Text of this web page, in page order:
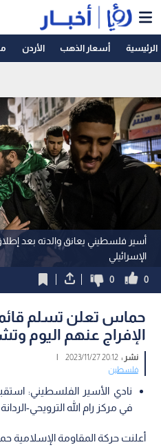
الرئيسية أسعار الذهب الأردن
أسير فلسطيني يعانق والدته بعد
الإسرائيلي
0
0
حماس تعلن تسلم
الإفراج عنهم اليوم وتشمل ٣
نشر :20:12 2023/11/27
|
فلسطين
نادي الأسير الفلسطيني:
في مركز رام الله الترويحي-الردانة
أعلنت حركة المقاومة الإسلامية